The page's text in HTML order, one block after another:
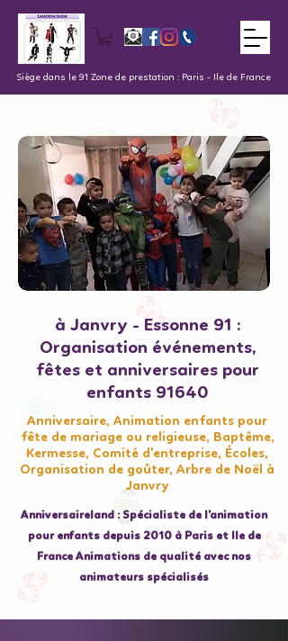
Siège dans le 91 Zone de prestation : Paris - Ile de France
à Janvry - Essonne 91 :
Organisation événements,
fêtes et anniversaires pour
enfants 91640
Anniversaire, Animation enfants pour
fête de mariage ou religieuse, Baptême,
Kermesse, Comité d'entreprise, Écoles,
Organisation de goûter, Arbre de Noël à
Janvry
Anniversaireland : Spécialiste de l'animation
pour enfants depuis 2010 à Paris et Ile de
France Animations de qualité avec nos
animateurs spécialisés